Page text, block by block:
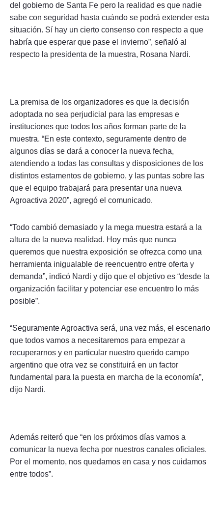
del gobierno de Santa Fe pero la realidad es que nadie
sabe con seguridad hasta cuándo se podrá extender esta
situación. Sí hay un cierto consenso con respecto a que
habría que esperar que pase el invierno”, señaló al
respecto la presidenta de la muestra, Rosana Nardi.
La premisa de los organizadores es que la decisión
adoptada no sea perjudicial para las empresas e
instituciones que todos los años forman parte de la
muestra. “En este contexto, seguramente dentro de
algunos días se dará a conocer la nueva fecha,
atendiendo a todas las consultas y disposiciones de los
distintos estamentos de gobierno, y las puntas sobre las
que el equipo trabajará para presentar una nueva
Agroactiva 2020”, agregó el comunicado.
“Todo cambió demasiado y la mega muestra estará a la
altura de la nueva realidad. Hoy más que nunca
queremos que nuestra exposición se ofrezca como una
herramienta inigualable de reencuentro entre oferta y
demanda”, indicó Nardi y dijo que el objetivo es “desde la
organización facilitar y potenciar ese encuentro lo más
posible”.
“Seguramente Agroactiva será, una vez más, el escenario
que todos vamos a necesitaremos para empezar a
recuperarnos y en particular nuestro querido campo
argentino que otra vez se constituirá en un factor
fundamental para la puesta en marcha de la economía”,
dijo Nardi.
Además reiteró que “en los próximos días vamos a
comunicar la nueva fecha por nuestros canales oficiales.
Por el momento, nos quedamos en casa y nos cuidamos
entre todos”.